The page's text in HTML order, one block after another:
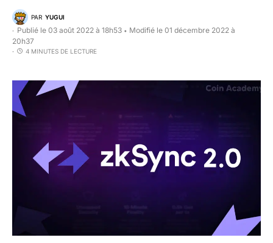
PAR YUGUI
Publié le 03 août 2022 à 18h53 • Modifié le 01 décembre 2022 à
20h37
4 MINUTES DE LECTURE